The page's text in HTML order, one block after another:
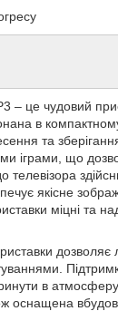
– це чудовий
в
та
іграми, що
телевізора
якісне
міцні та
дозволяє
в
оснащена